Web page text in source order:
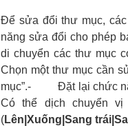
Để sửa đổi thư mục,
năng sửa đổi cho phép
di chuyển các thư mục
Chọn một thư mục cần
mục”.-
Đặt lại chức
Có thể dịch chuyển
(Lên|Xuống|Sang